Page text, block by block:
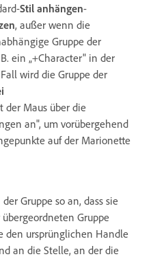
Stil anhängen-
, außer wenn die
Gruppe der
ein „+Character" in der
wird die Gruppe der
der Maus über die
an", um vorübergehend
auf der Marionette
Gruppe so an, dass sie
Gruppe
den ursprünglichen Handle
an die Stelle, an der die